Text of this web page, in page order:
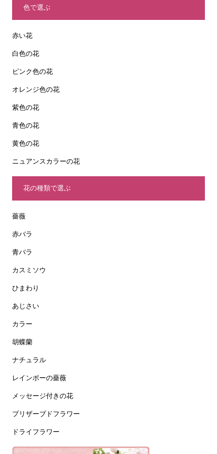
色で選ぶ
赤い花
白色の花
ピンク色の花
オレンジ色の花
紫色の花
青色の花
黄色の花
ニュアンスカラーの花
花の種類で選ぶ
薔薇
赤バラ
青バラ
カスミソウ
ひまわり
あじさい
カラー
胡蝶蘭
ナチュラル
レインボーの薔薇
メッセージ付きの花
プリザーブドフラワー
ドライフラワー